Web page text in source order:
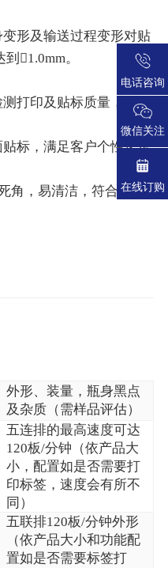
形及输送过程变形对贴
1.0mm。
打印及贴标质量，不合
标，满足客户个性化定
角，易清洁，符合GMP
外形、装量，瓶身黑点
及杂质（需样品评估）
五连排的最高速度可达
120板/分钟（依产品大
小，配置如是否需要打
印标签，速度会有所不
同）
五联排120板/分钟外形
（依产品大小和功能配
置如是否需要标签打
电话咨询
微信关注
在线订购